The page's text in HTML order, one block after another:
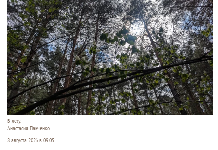
В лесу.
Анастасия Панченко
8 августа 2026 в 09:05